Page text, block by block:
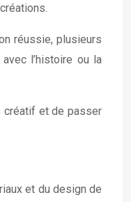
réussie, plusieurs
l’histoire ou la
créatif et de passer
et du design de